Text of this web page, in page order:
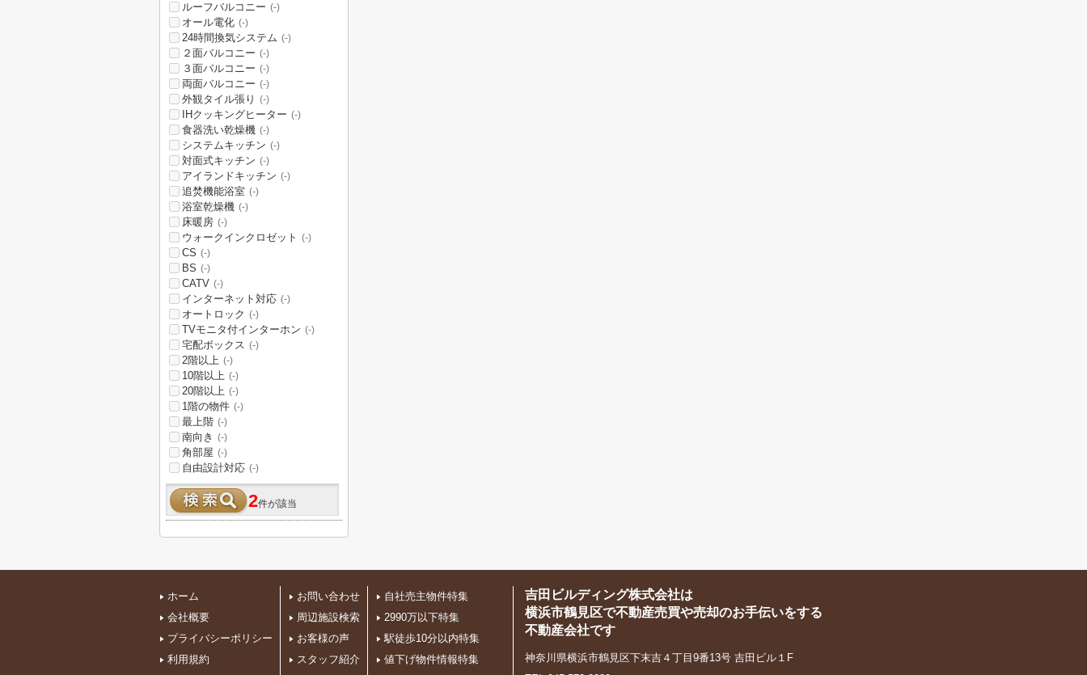
ルーフバルコニー (-)
オール電化 (-)
24時間換気システム (-)
２面バルコニー (-)
３面バルコニー (-)
両面バルコニー (-)
外観タイル張り (-)
IHクッキングヒーター (-)
食器洗い乾燥機 (-)
システムキッチン (-)
対面式キッチン (-)
アイランドキッチン (-)
追焚機能浴室 (-)
浴室乾燥機 (-)
床暖房 (-)
ウォークインクロゼット (-)
CS (-)
BS (-)
CATV (-)
インターネット対応 (-)
オートロック (-)
TVモニタ付インターホン (-)
宅配ボックス (-)
2階以上 (-)
10階以上 (-)
20階以上 (-)
1階の物件 (-)
最上階 (-)
南向き (-)
角部屋 (-)
自由設計対応 (-)
2件が該当
ホーム
会社概要
プライバシーポリシー
利用規約
お問い合わせ
周辺施設検索
お客様の声
スタッフ紹介
自社売主物件特集
2990万以下特集
駅徒歩10分以内特集
値下げ物件情報特集
吉田ビルディング株式会社は
横浜市鶴見区で不動産売買や売却のお手伝いをする
不動産会社です
神奈川県横浜市鶴見区下末吉４丁目9番13号 吉田ビル１F